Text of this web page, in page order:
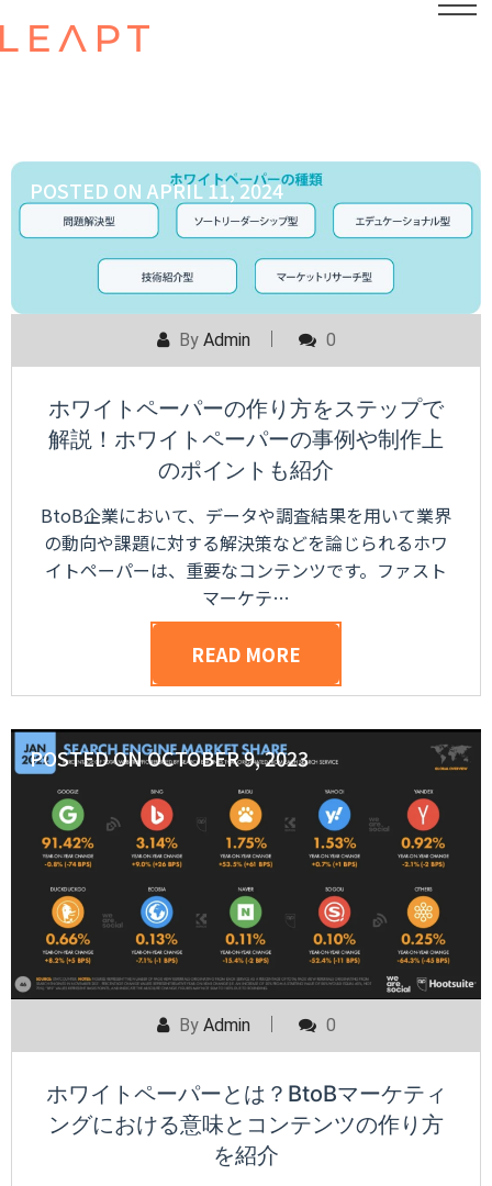
POSTED ON APRIL 11, 2024
By Admin 0
ホワイトペーパーの作り方をステップで
解説！ホワイトペーパーの事例や制作上
のポイントも紹介
BtoB企業において、データや調査結果を用いて業界
の動向や課題に対する解決策などを論じられるホワ
イトペーパーは、重要なコンテンツです。ファスト
マーケテ…
READ MORE
POSTED ONOCTOBER 9, 2023
By Admin 0
ホワイトペーパーとは？BtoBマーケティ
ングにおける意味とコンテンツの作り方
を紹介